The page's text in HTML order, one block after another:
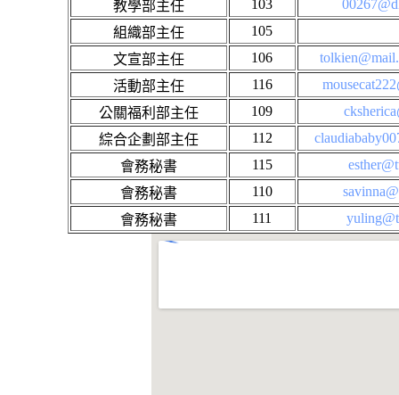
教學部主任
103
組織部主任
105
文宣部主任
106
活動部主任
116
公關福利部主任
109
綜合企劃部主任
112
會務秘書
115
會務秘書
110
會務秘書
111